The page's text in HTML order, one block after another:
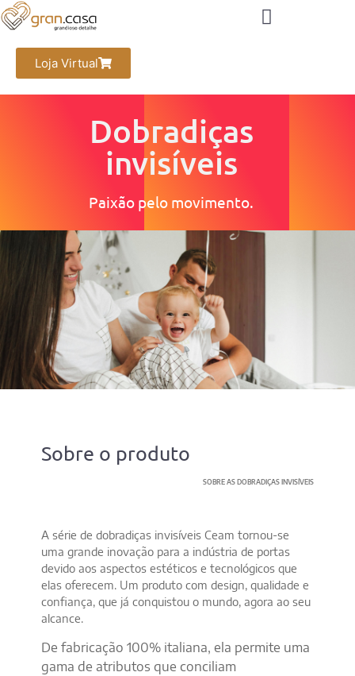
Loja Virtual
Dobradiças
invisíveis​
Paixão pelo movimento.​
Sobre o produto
SOBRE AS DOBRADIÇAS INVISÍVEIS
A série de dobradiças invisíveis Ceam tornou-se
uma grande inovação para a indústria de portas
devido aos aspectos estéticos e tecnológicos que
elas oferecem. Um produto com design, qualidade e
confiança, que já conquistou o mundo, agora ao seu
alcance.
De fabricação 100% italiana, ela permite uma
gama de atributos que conciliam